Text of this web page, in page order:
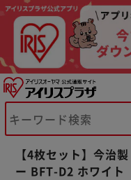
【4枚セット】今治
ー BFT-D2 ホワイト